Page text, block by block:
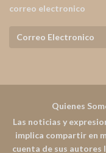
correo electronico
Quienes
Las noticias y
implica compartir en
cuenta de sus autores